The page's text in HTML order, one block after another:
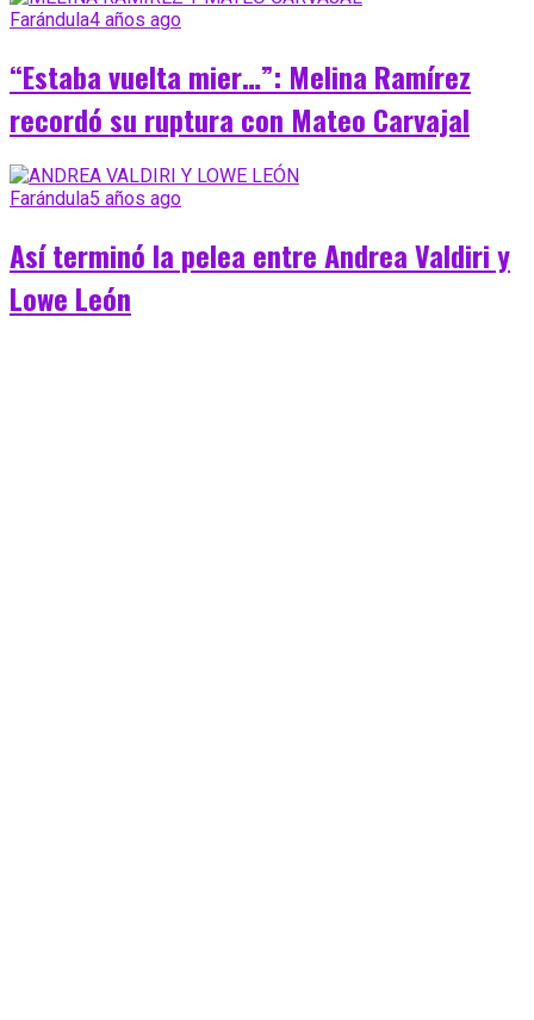
Farándula4 años ago
“Estaba vuelta mier…”: Melina Ramírez
recordó su ruptura con Mateo Carvajal
Farándula5 años ago
Así terminó la pelea entre Andrea Valdiri y
Lowe León